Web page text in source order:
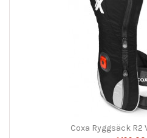
Coxa Ryggsäck